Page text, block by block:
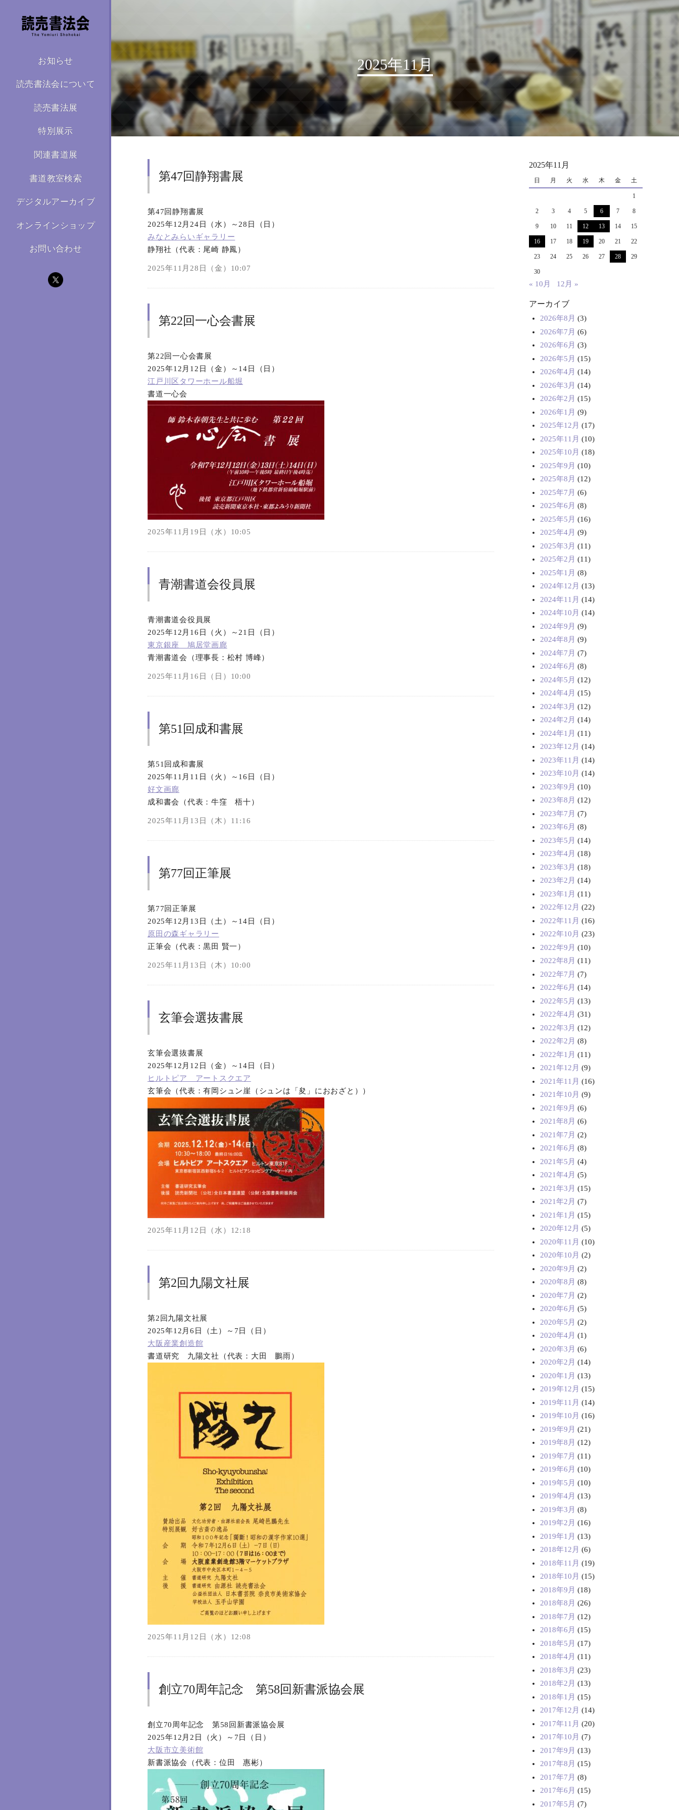
お知らせ
読売書法会について
読売書法展
特別展示
関連書道展
書道教室検索
デジタルアーカイブ
オンラインショップ
お問い合わせ
2025年11月
第47回静翔書展
第47回静翔書展
2025年12月24日（水）～28日（日）
みなとみらいギャラリー
静翔社（代表：尾崎 静鳳）
2025年11月28日（金）10:07
第22回一心会書展
第22回一心会書展
2025年12月12日（金）～14日（日）
江戸川区タワーホール船堀
書道一心会
2025年11月19日（水）10:05
青潮書道会役員展
青潮書道会役員展
2025年12月16日（火）～21日（日）
東京銀座 鳩居堂画廊
青潮書道会（理事長：松村 博峰）
2025年11月16日（日）10:00
第51回成和書展
第51回成和書展
2025年11月11日（火）～16日（日）
好文画廊
成和書会（代表：牛窪 梧十）
2025年11月13日（木）11:16
第77回正筆展
第77回正筆展
2025年12月13日（土）～14日（日）
原田の森ギャラリー
正筆会（代表：黒田 賢一）
2025年11月13日（木）10:00
玄筆会選抜書展
玄筆会選抜書展
2025年12月12日（金）～14日（日）
ヒルトピア アートスクエア
玄筆会（代表：有岡シュン崖（シュンは「夋」におおざと））
2025年11月12日（水）12:18
第2回九陽文社展
第2回九陽文社展
2025年12月6日（土）～7日（日）
大阪産業創造館
書道研究 九陽文社（代表：大田 鵬雨）
2025年11月12日（水）12:08
創立70周年記念 第58回新書派協会展
創立70周年記念 第58回新書派協会展
2025年12月2日（火）～7日（日）
大阪市立美術館
新書派協会（代表：位田 惠彬）
2025年11月
日 月 火 水 木 金 土
1
2 3 4 5 6 7 8
9 10 11 12 13 14 15
16 17 18 19 20 21 22
23 24 25 26 27 28 29
30
« 10月 12月 »
アーカイブ
2026年8月 (3)
2026年7月 (6)
2026年6月 (3)
2026年5月 (15)
2026年4月 (14)
2026年3月 (14)
2026年2月 (15)
2026年1月 (9)
2025年12月 (17)
2025年11月 (10)
2025年10月 (18)
2025年9月 (10)
2025年8月 (12)
2025年7月 (6)
2025年6月 (8)
2025年5月 (16)
2025年4月 (9)
2025年3月 (11)
2025年2月 (11)
2025年1月 (8)
2024年12月 (13)
2024年11月 (14)
2024年10月 (14)
2024年9月 (9)
2024年8月 (9)
2024年7月 (7)
2024年6月 (8)
2024年5月 (12)
2024年4月 (15)
2024年3月 (12)
2024年2月 (14)
2024年1月 (11)
2023年12月 (14)
2023年11月 (14)
2023年10月 (14)
2023年9月 (10)
2023年8月 (12)
2023年7月 (7)
2023年6月 (8)
2023年5月 (14)
2023年4月 (18)
2023年3月 (18)
2023年2月 (14)
2023年1月 (11)
2022年12月 (22)
2022年11月 (16)
2022年10月 (23)
2022年9月 (10)
2022年8月 (11)
2022年7月 (7)
2022年6月 (14)
2022年5月 (13)
2022年4月 (31)
2022年3月 (12)
2022年2月 (8)
2022年1月 (11)
2021年12月 (9)
2021年11月 (16)
2021年10月 (9)
2021年9月 (6)
2021年8月 (6)
2021年7月 (2)
2021年6月 (8)
2021年5月 (4)
2021年4月 (5)
2021年3月 (15)
2021年2月 (7)
2021年1月 (15)
2020年12月 (5)
2020年11月 (10)
2020年10月 (2)
2020年9月 (2)
2020年8月 (8)
2020年7月 (2)
2020年6月 (5)
2020年5月 (2)
2020年4月 (1)
2020年3月 (6)
2020年2月 (14)
2020年1月 (13)
2019年12月 (15)
2019年11月 (14)
2019年10月 (16)
2019年9月 (21)
2019年8月 (12)
2019年7月 (11)
2019年6月 (10)
2019年5月 (10)
2019年4月 (13)
2019年3月 (8)
2019年2月 (16)
2019年1月 (13)
2018年12月 (6)
2018年11月 (19)
2018年10月 (15)
2018年9月 (18)
2018年8月 (26)
2018年7月 (12)
2018年6月 (15)
2018年5月 (17)
2018年4月 (11)
2018年3月 (23)
2018年2月 (13)
2018年1月 (15)
2017年12月 (14)
2017年11月 (20)
2017年10月 (7)
2017年9月 (13)
2017年8月 (15)
2017年7月 (8)
2017年6月 (15)
2017年5月 (7)
お知らせ
読売書法会について
読売書法展